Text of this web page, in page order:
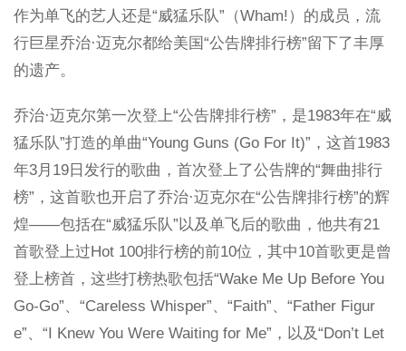
作为单飞的艺人还是“威猛乐队”（Wham!）的成员，流
行巨星乔治·迈克尔都给美国“公告牌排行榜”留下了丰厚
的遗产。
乔治·迈克尔第一次登上“公告牌排行榜”，是1983年在“威
猛乐队”打造的单曲“Young Guns (Go For It)”，这首1983
年3月19日发行的歌曲，首次登上了公告牌的“舞曲排行
榜”，这首歌也开启了乔治·迈克尔在“公告牌排行榜”的辉
煌——包括在“威猛乐队”以及单飞后的歌曲，他共有21
首歌登上过Hot 100排行榜的前10位，其中10首歌更是曾
登上榜首，这些打榜热歌包括“Wake Me Up Before You
Go-Go”、“Careless Whisper”、“Faith”、“Father Figur
e”、“I Knew You Were Waiting for Me”，以及“Don’t Let